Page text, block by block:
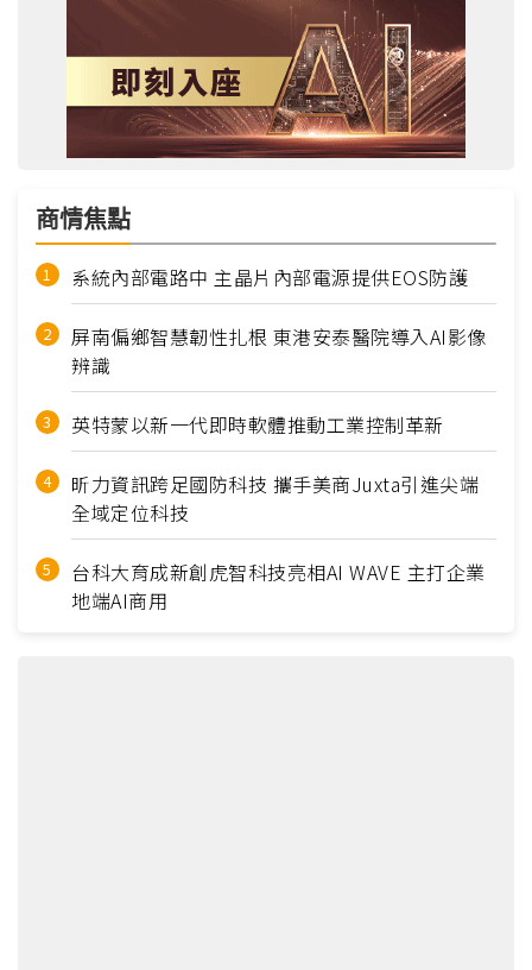
商情焦點
系統內部電路中 主晶片內部電源提供EOS防護
屏南偏鄉智慧韌性扎根 東港安泰醫院導入AI影像
辨識
英特蒙以新一代即時軟體推動工業控制革新
昕力資訊跨足國防科技 攜手美商Juxta引進尖端
全域定位科技
台科大育成新創虎智科技亮相AI WAVE 主打企業
地端AI商用